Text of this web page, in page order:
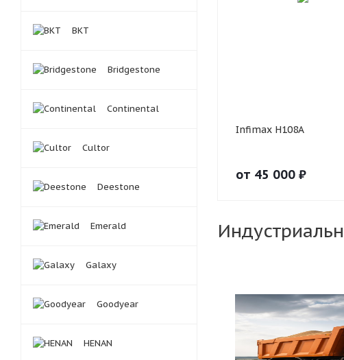
Infimax H108A
от 45 000 ₽
BKT
Bridgestone
Continental
Cultor
Deestone
Emerald
Galaxy
Goodyear
HENAN